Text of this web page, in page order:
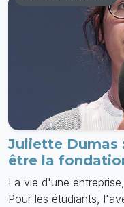
Juliette Dumas
être la
La vie d'une
Pour les étudiants,